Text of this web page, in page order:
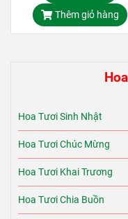
Thêm giỏ hàng
Hoa Tươi Sinh Nhật
Hoa Tươi Chúc Mừng
Hoa Tươi Khai Trương
Hoa Tươi Chia Buồn